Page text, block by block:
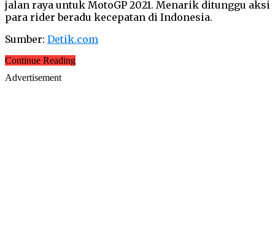
jalan raya untuk MotoGP 2021. Menarik ditunggu aksi
para rider beradu kecepatan di Indonesia.
Sumber: Detik.com
Continue Reading
Advertisement